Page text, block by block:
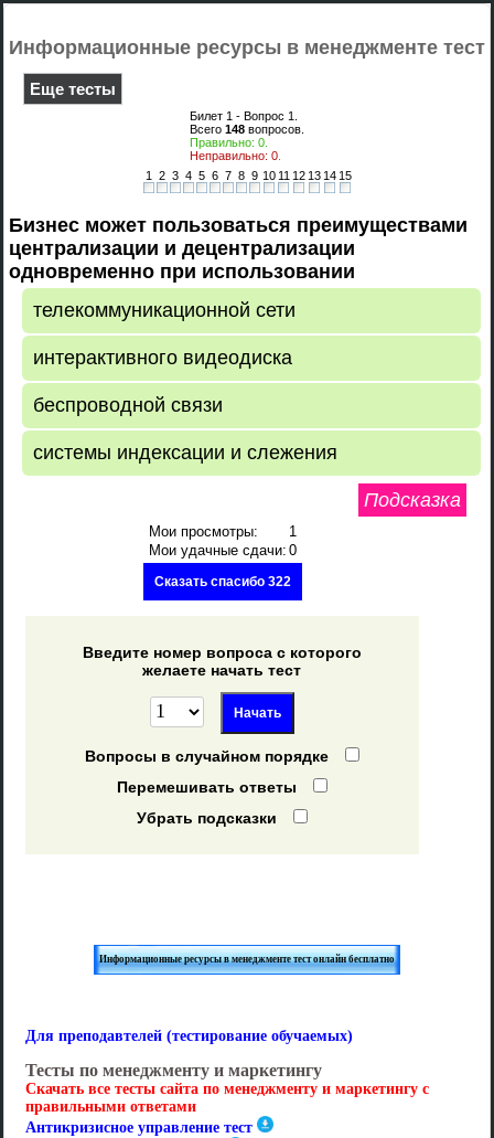
Информационные ресурсы в менеджменте тест
Еще тесты
Билет 1 - Вопрос 1
Всего 148 вопросов.
Правильно: 0
Неправильно: 0
1
2 3 4 5 6 7 8 9 10 11 12 13 14 15
Бизнес может пользоваться преимуществами
централизации и децентрализации
одновременно при использовании
телекоммуникационной сети
интерактивного видеодиска
беспроводной связи
системы индексации и слежения
Подсказка
Мои просмотры:
1
Мои удачные сдачи: 0
Сказать спасибо 322
Введите номер вопроса с которого
желаете начать тест
Вопросы в случайном порядке
Перемешивать ответы
Убрать подсказки
Информационные ресурсы в менеджменте тест онлайн бесплатно
Для преподавтелей (тестирование обучаемых)
Тесты по менеджменту и маркетингу
Скачать все тесты сайта по менеджменту и маркетингу с
правильными ответами
Антикризисное управление тест